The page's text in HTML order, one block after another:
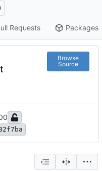
Requests Packages
Browse
Source